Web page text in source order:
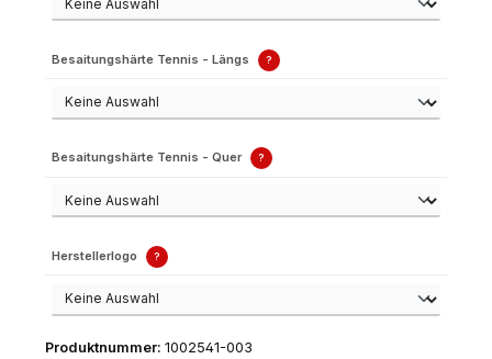
Besaitungshärte Tennis - Längs ?
Besaitungshärte Tennis - Quer ?
Herstellerlogo ?
Produktnummer: 1002541-003